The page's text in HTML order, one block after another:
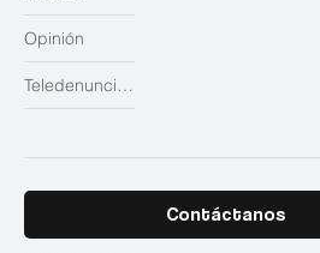
Opinión
Teledenuncias
Contáctanos